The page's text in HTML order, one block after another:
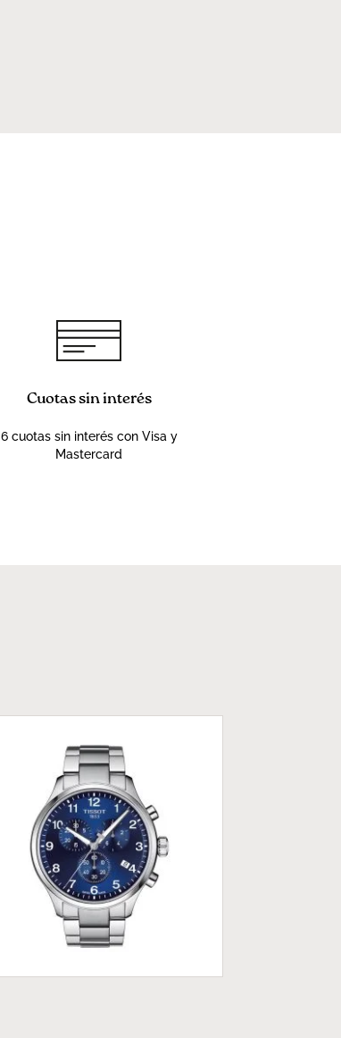
Cuotas sin interés
6 cuotas sin interés con Visa y
Mastercard